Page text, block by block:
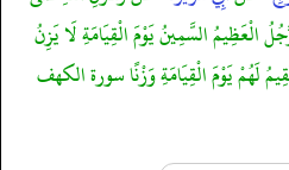
الْعَظِيمُ السَّمِينُ يَوْمَ الْقِيَامَةِ لَا يَزِنُ
لَهُمْ يَوْمَ الْقِيَامَةِ وَزْنًا سورة الكهف